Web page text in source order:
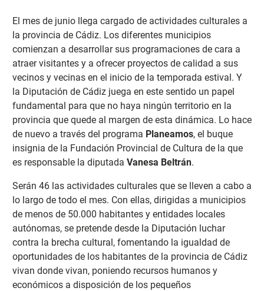
El mes de junio llega cargado de actividades culturales a
la provincia de Cádiz. Los diferentes municipios
comienzan a desarrollar sus programaciones de cara a
atraer visitantes y a ofrecer proyectos de calidad a sus
vecinos y vecinas en el inicio de la temporada estival. Y
la Diputación de Cádiz juega en este sentido un papel
fundamental para que no haya ningún territorio en la
provincia que quede al margen de esta dinámica. Lo hace
de nuevo a través del programa Planeamos, el buque
insignia de la Fundación Provincial de Cultura de la que
es responsable la diputada Vanesa Beltrán.
Serán 46 las actividades culturales que se lleven a cabo a
lo largo de todo el mes. Con ellas, dirigidas a municipios
de menos de 50.000 habitantes y entidades locales
autónomas, se pretende desde la Diputación luchar
contra la brecha cultural, fomentando la igualdad de
oportunidades de los habitantes de la provincia de Cádiz
vivan donde vivan, poniendo recursos humanos y
económicos a disposición de los pequeños